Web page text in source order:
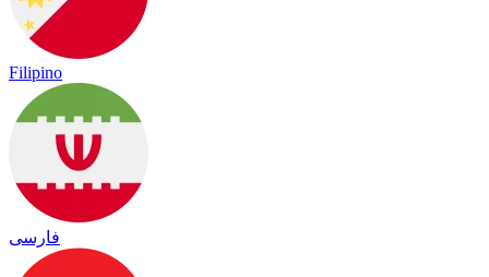
Filipino
فارسی